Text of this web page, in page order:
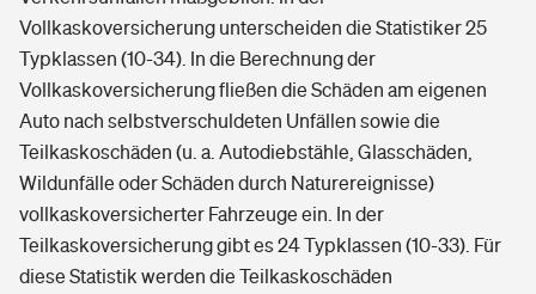
Vollkaskoversicherung unterscheiden die Statistiker 25
Typklassen (10-34). In die Berechnung der
Vollkaskoversicherung fließen die Schäden am eigenen
Auto nach selbstverschuldeten Unfällen sowie die
Teilkaskoschäden (u. a. Autodiebstähle, Glasschäden,
Wildunfälle oder Schäden durch Naturereignisse)
vollkaskoversicherter Fahrzeuge ein. In der
Teilkaskoversicherung gibt es 24 Typklassen (10-33). Für
diese Statistik werden die Teilkaskoschäden